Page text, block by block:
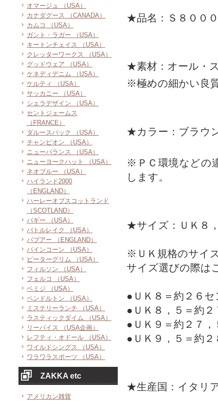
オマージュ （USA）
カナダグース （CANADA）
カムコ （USA）
ガント・ラガー （USA）
キートンチェイス （USA）
クレッターワークス （USA）
グッドウェア （USA）
ケネディデニム （USA）
ケルティ （USA）
サッカニー （USA）
シェラデザイン （USA）
セントジェームス
（FRANCE）
ダルースパック （USA）
チャンピオン （USA）
ニューバランス （USA）
ニューヨークハット （USA）
ネオブルー （USA）
ハイランド2000
（ENGLAND）
ハーレーオブスコットランド
（SCOTLAND）
バギー （USA）
バトルレイク （USA）
バブアー （ENGLAND）
パインコーン （USA）
ピーターグリム （USA）
フィルソン （USA）
フェルコ （USA）
ベミジ （USA）
ペンドルトン （USA）
ミステリーランチ （USA）
ラスティックダイム （USA）
リーバイス （USA企画）
レフティ・オドール （USA）
ワイルドシングス （USA）
ワラワラスポーツ （USA）
ZAKKA etc
アメリカン雑貨
★品名：Ｓ８００
★素材：オール・
※極めの細かい良
★カラー：ブラウ
※ＰＣ環境などの
します。
★サイズ：ＵＫ８
※ＵＫ規格のサイ
サイズ選びの際は
●ＵＫ８＝約２６
●ＵＫ８，５＝約
●ＵＫ９＝約２７
●ＵＫ９，５＝約
★生産国：イタリ